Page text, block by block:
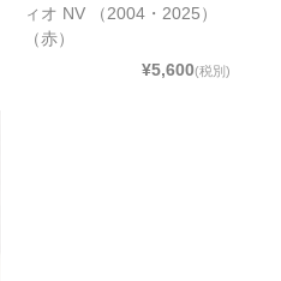
ィオ NV （2004・2025）
（赤）
¥5,600(税別)